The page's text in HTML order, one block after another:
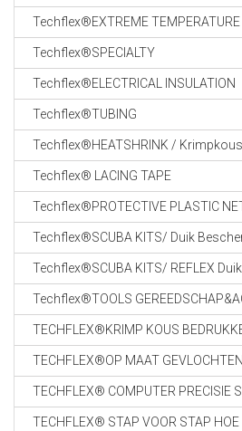
Techflex®EXTREME TEMPERATURE
Techflex®SPECIALTY
Techflex®ELECTRICAL INSULATION
Techflex®TUBING
Techflex®HEATSHRINK /
Techflex® LACING TAPE
Techflex®PROTECTIVE PLASTIC
Techflex®SCUBA KITS/ Duik
Techflex®SCUBA KITS/ REFLEX
Techflex®TOOLS
TECHFLEX®KRIMP KOUS
TECHFLEX®OP MAAT
TECHFLEX® COMPUTER PRECISIE
TECHFLEX® STAP VOOR STAP HOE